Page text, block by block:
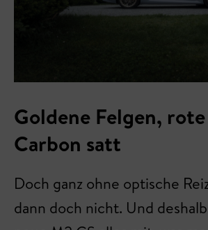
Goldene Felgen,
Carbon satt
Doch ganz ohne optische
dann doch nicht. Und